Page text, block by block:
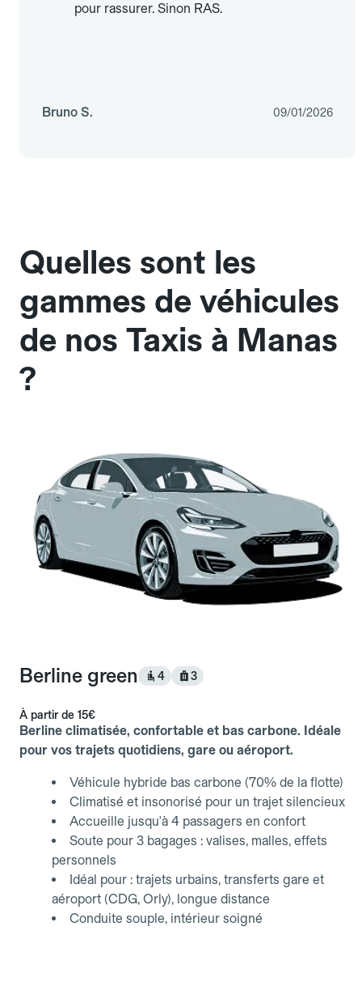
pour rassurer. Sinon RAS.
Bruno S. 09/01/2026
Quelles sont les
gammes de véhicules
de nos Taxis à Manas
?
Berline green 4 3
À partir de 15€
Berline climatisée, confortable et bas carbone. Idéale
pour vos trajets quotidiens, gare ou aéroport.
Véhicule hybride bas carbone (70% de la flotte)
Climatisé et insonorisé pour un trajet silencieux
Accueille jusqu'à 4 passagers en confort
Soute pour 3 bagages : valises, malles, effets
personnels
Idéal pour : trajets urbains, transferts gare et
aéroport (CDG, Orly), longue distance
Conduite souple, intérieur soigné